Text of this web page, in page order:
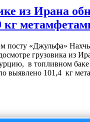
из Ирана
кг
посту «Джульфа»
грузовика из
в топливном
выявлено 101,4 кг